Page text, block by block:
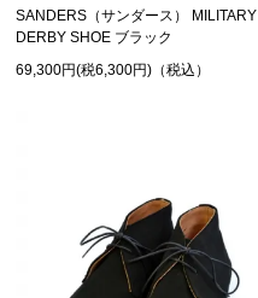
SANDERS（サンダース） MILITARY
DERBY SHOE ブラック
69,300円(税6,300円)（税込）